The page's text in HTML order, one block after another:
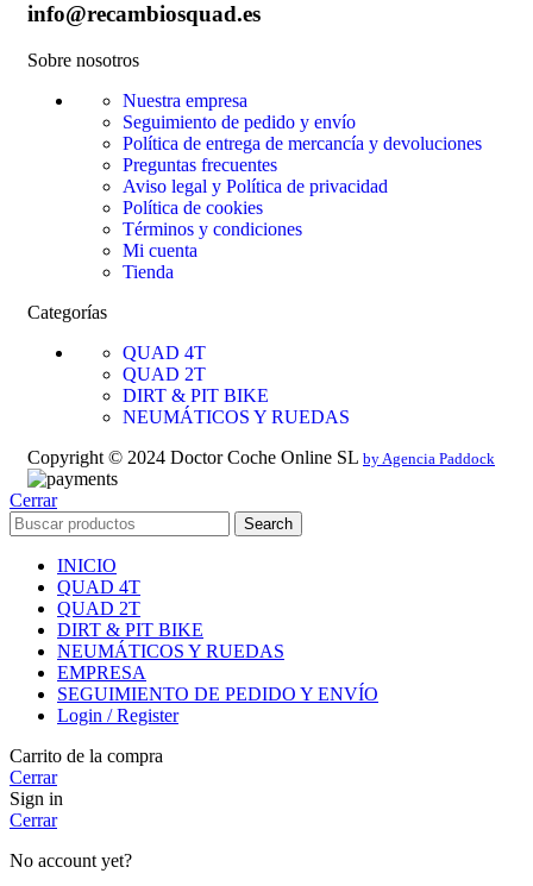
info@recambiosquad.es
Sobre nosotros
Nuestra empresa
Seguimiento de pedido y envío
Política de entrega de mercancía y devoluciones
Preguntas frecuentes
Aviso legal y Política de privacidad
Política de cookies
Términos y condiciones
Mi cuenta
Tienda
Categorías
QUAD 4T
QUAD 2T
DIRT & PIT BIKE
NEUMÁTICOS Y RUEDAS
Copyright © 2024 Doctor Coche Online SL by Agencia Paddock
Cerrar
Search
INICIO
QUAD 4T
QUAD 2T
DIRT & PIT BIKE
NEUMÁTICOS Y RUEDAS
EMPRESA
SEGUIMIENTO DE PEDIDO Y ENVÍO
Login / Register
Carrito de la compra
Cerrar
Sign in
Cerrar
No account yet?